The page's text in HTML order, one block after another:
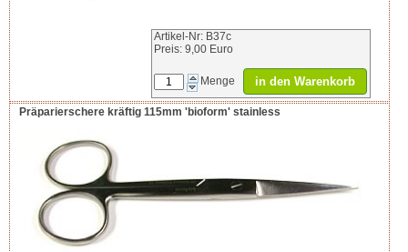
Artikel-Nr: B37c
Preis: 9,00 Euro
Menge in den Warenkorb
Präparierschere kräftig 115mm 'bioform' stainless